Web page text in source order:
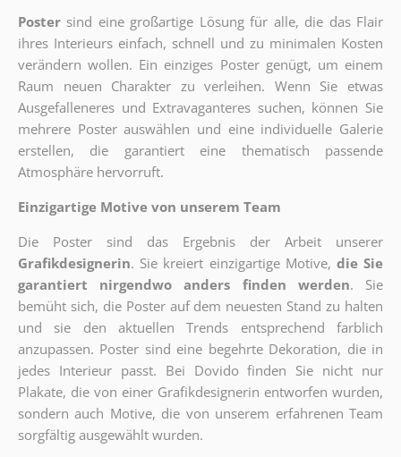
Poster sind eine großartige Lösung für alle, die das Flair
ihres Interieurs einfach, schnell und zu minimalen Kosten
verändern wollen. Ein einziges Poster genügt, um einem
Raum neuen Charakter zu verleihen. Wenn Sie etwas
Ausgefalleneres und Extravaganteres suchen, können Sie
mehrere Poster auswählen und eine individuelle Galerie
erstellen, die garantiert eine thematisch passende
Atmosphäre hervorruft.
Einzigartige Motive von unserem Team
Die Poster sind das Ergebnis der Arbeit unserer
Grafikdesignerin. Sie kreiert einzigartige Motive, die Sie
garantiert nirgendwo anders finden werden. Sie
bemüht sich, die Poster auf dem neuesten Stand zu halten
und sie den aktuellen Trends entsprechend farblich
anzupassen. Poster sind eine begehrte Dekoration, die in
jedes Interieur passt. Bei Dovido finden Sie nicht nur
Plakate, die von einer Grafikdesignerin entworfen wurden,
sondern auch Motive, die von unserem erfahrenen Team
sorgfältig ausgewählt wurden.